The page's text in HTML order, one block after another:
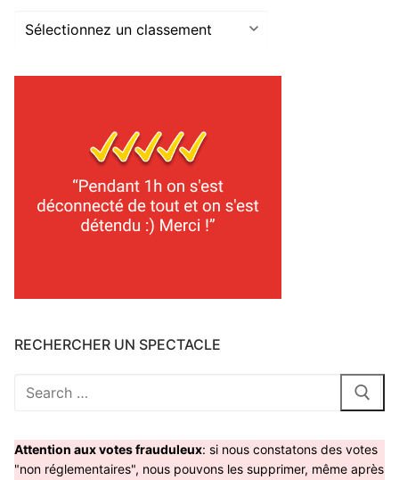
Les
RECHERCHER UN SPECTACLE
Rechercher
Attention aux votes frauduleux: si nous constatons des votes
"non réglementaires", nous pouvons les supprimer, même après